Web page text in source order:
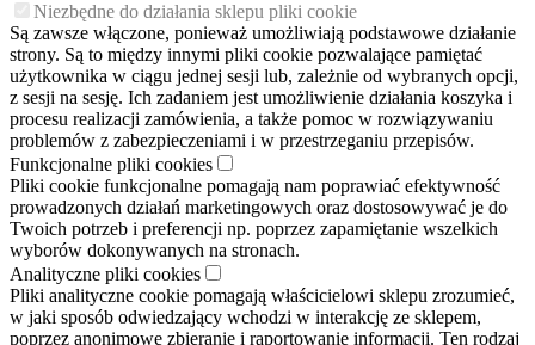
Niezbędne do działania sklepu pliki cookie
Są zawsze włączone, ponieważ umożliwiają podstawowe działanie
strony. Są to między innymi pliki cookie pozwalające pamiętać
użytkownika w ciągu jednej sesji lub, zależnie od wybranych opcji,
z sesji na sesję. Ich zadaniem jest umożliwienie działania koszyka i
procesu realizacji zamówienia, a także pomoc w rozwiązywaniu
problemów z zabezpieczeniami i w przestrzeganiu przepisów.
Funkcjonalne pliki cookies
Pliki cookie funkcjonalne pomagają nam poprawiać efektywność
prowadzonych działań marketingowych oraz dostosowywać je do
Twoich potrzeb i preferencji np. poprzez zapamiętanie wszelkich
wyborów dokonywanych na stronach.
Analityczne pliki cookies
Pliki analityczne cookie pomagają właścicielowi sklepu zrozumieć,
w jaki sposób odwiedzający wchodzi w interakcję ze sklepem,
poprzez anonimowe zbieranie i raportowanie informacji. Ten rodzaj